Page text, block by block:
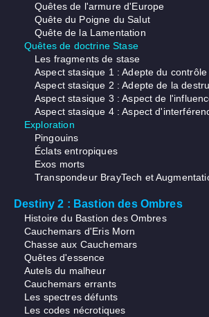
Quêtes de l'armure d'Europe
Quête du Poigne du Salut
Quête de la Lamentation
Quêtes de doctrine Stase
Les fragments de stase
Aspect stasique 1 : Adepte du contrôle
Aspect stasique 2 : Adepte de la
Aspect stasique 3 : Aspect de
Aspect stasique 4 : Aspect
Exploration
Pingouins
Éclats entropiques
Exos morts
Transpondeur BrayTech et
Destiny 2 : Bastion des Ombres
Histoire du Bastion des Ombres
Cauchemars d'Eris Morn
Chasse aux Cauchemars
Quêtes d'essence
Autels du malheur
Cauchemars errants
Les spectres défunts
Les codes nécrotiques